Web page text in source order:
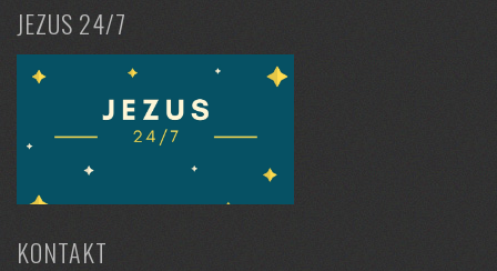
JEZUS 24/7
KONTAKT